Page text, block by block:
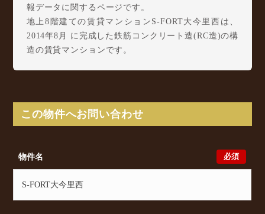
報データに関するページです。
地上8階建ての賃貸マンションS-FORT大今里西は、
2014年8月 に完成した鉄筋コンクリート造(RC造)の構
造の賃貸マンションです。
15分 からアクセスが可能となっております。
S-FORT大今里西の最新の空室状況のご確認をはじ
ンションをお探しでしたら、ぜひ大阪分譲賃貸
Classicalまでお気軽にお問い合わせください。大阪分
及びオンライン相談も受け付けております。また、希
この物件へお問い合わせ
必須
物件名